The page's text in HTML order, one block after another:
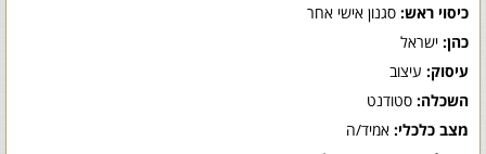
כיסוי ראש: סגנון אישי אחר
כהן: ישראל
עיסוק: עיצוב
השכלה: סטודנט
מצב כלכלי: אמיד/ה